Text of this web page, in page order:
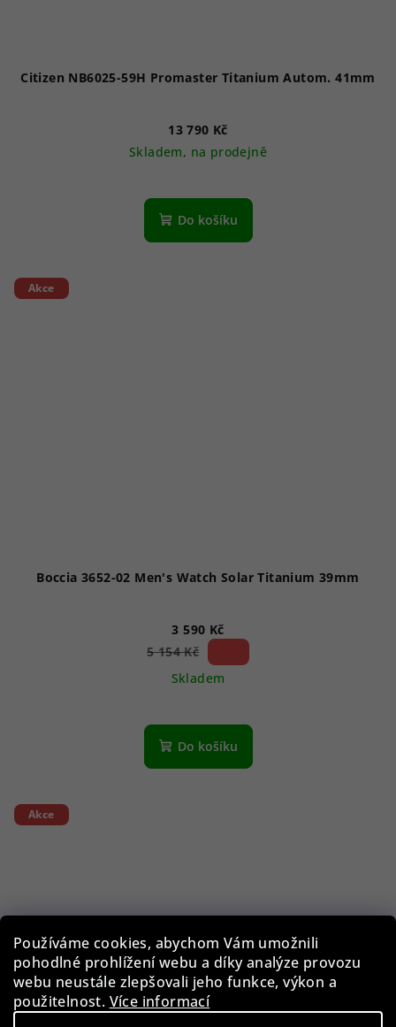
Používáme cookies, abychom Vám umožnili
pohodlné prohlížení webu a díky analýze provozu
webu neustále zlepšovali jeho funkce, výkon a
použitelnost. Více informací
Citizen NB6025-59H Promaster Titanium Autom. 41mm
13 790 Kč
Skladem, na prodejně
Do košíku
Akce
Boccia 3652-02 Men's Watch Solar Titanium 39mm
3 590 Kč
5 154 Kč
Skladem
Do košíku
Akce